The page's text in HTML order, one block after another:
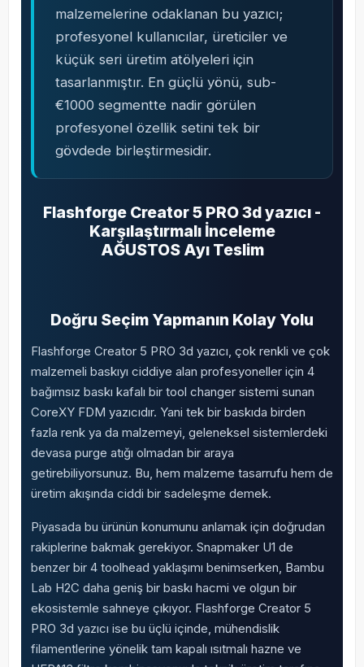
malzemelerine odaklanan bu yazıcı;
profesyonel kullanıcılar, üreticiler ve
küçük seri üretim atölyeleri için
tasarlanmıştır. En güçlü yönü, sub-
€1000 segmentte nadir görülen
profesyonel özellik setini tek bir
gövdede birleştirmesidir.
Flashforge Creator 5 PRO 3d yazıcı -
Karşılaştırmalı İnceleme
AĞUSTOS Ayı Teslim
Doğru Seçim Yapmanın Kolay Yolu
Flashforge Creator 5 PRO 3d yazıcı, çok renkli ve çok
malzemeli baskıyı ciddiye alan profesyoneller için 4
bağımsız baskı kafalı bir tool changer sistemi sunan
CoreXY FDM yazıcıdır. Yani tek bir baskıda birden
fazla renk ya da malzemeyi, geleneksel sistemlerdeki
devasa purge atığı olmadan bir araya
getirebiliyorsunuz. Bu, hem malzeme tasarrufu hem de
üretim akışında ciddi bir sadeleşme demek.
Piyasada bu ürünün konumunu anlamak için doğrudan
rakiplerine bakmak gerekiyor. Snapmaker U1 de
benzer bir 4 toolhead yaklaşımı benimserken, Bambu
Lab H2C daha geniş bir baskı hacmi ve olgun bir
ekosistemle sahneye çıkıyor. Flashforge Creator 5
PRO 3d yazıcı ise bu üçlü içinde, mühendislik
filamentlerine yönelik tam kapalı ısıtmalı hazne ve